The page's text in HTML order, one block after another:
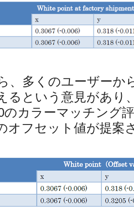
、多くのユーザーか
るという意見があり
のカラーマッチング
オフセット値が提案